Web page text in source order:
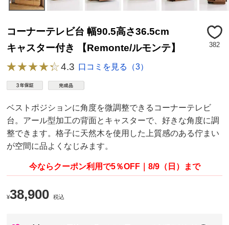
コーナーテレビ台 幅90.5高さ36.5cm
キャスター付き 【Remonte/ルモンテ】
382
4.3 口コミを見る（3）
ベストポジションに角度を微調整できるコーナーテレビ
台。アール型加工の背面とキャスターで、好きな角度に調
整できます。格子に天然木を使用した上質感のある佇まい
が空間に品よくなじみます。
今ならクーポン利用で5％OFF｜8/9（日）まで
¥38,900 税込